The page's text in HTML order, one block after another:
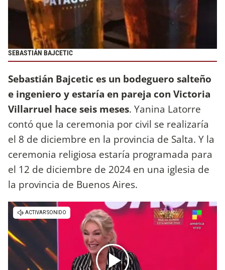
SEBASTIÁN BAJCETIC
Sebastián Bajcetic es un bodeguero salteño
e ingeniero y estaría en pareja con Victoria
Villarruel hace seis meses. Yanina Latorre
contó que la ceremonia por civil se realizaría
el 8 de diciembre en la provincia de Salta. Y la
ceremonia religiosa estaría programada para
el 12 de diciembre de 2024 en una iglesia de
la provincia de Buenos Aires.